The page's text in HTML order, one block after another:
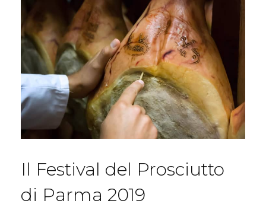
Il Festival del Prosciutto
di Parma 2019